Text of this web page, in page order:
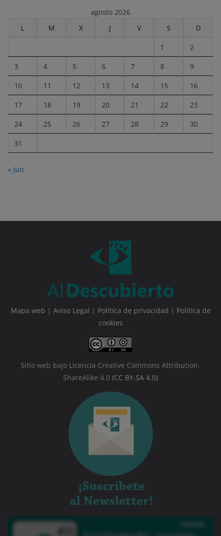
agosto 2026
L
M X J V S D
1 2
3 4 5 6 7 8 9
10 11 12 13 14 15 16
17 18 19 20 21 22 23
24 25 26 27 28 29 30
31
« Jun
Mapa web | Aviso Legal | Política de privacidad | Política de
cookies
Sitio web bajo Licencia Creative Commons Attribution-
ShareAlike 4.0 (CC BY-SA 4.0)